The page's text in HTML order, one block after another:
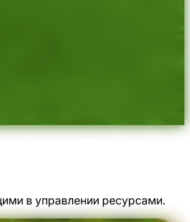
в управлении ресурсами.